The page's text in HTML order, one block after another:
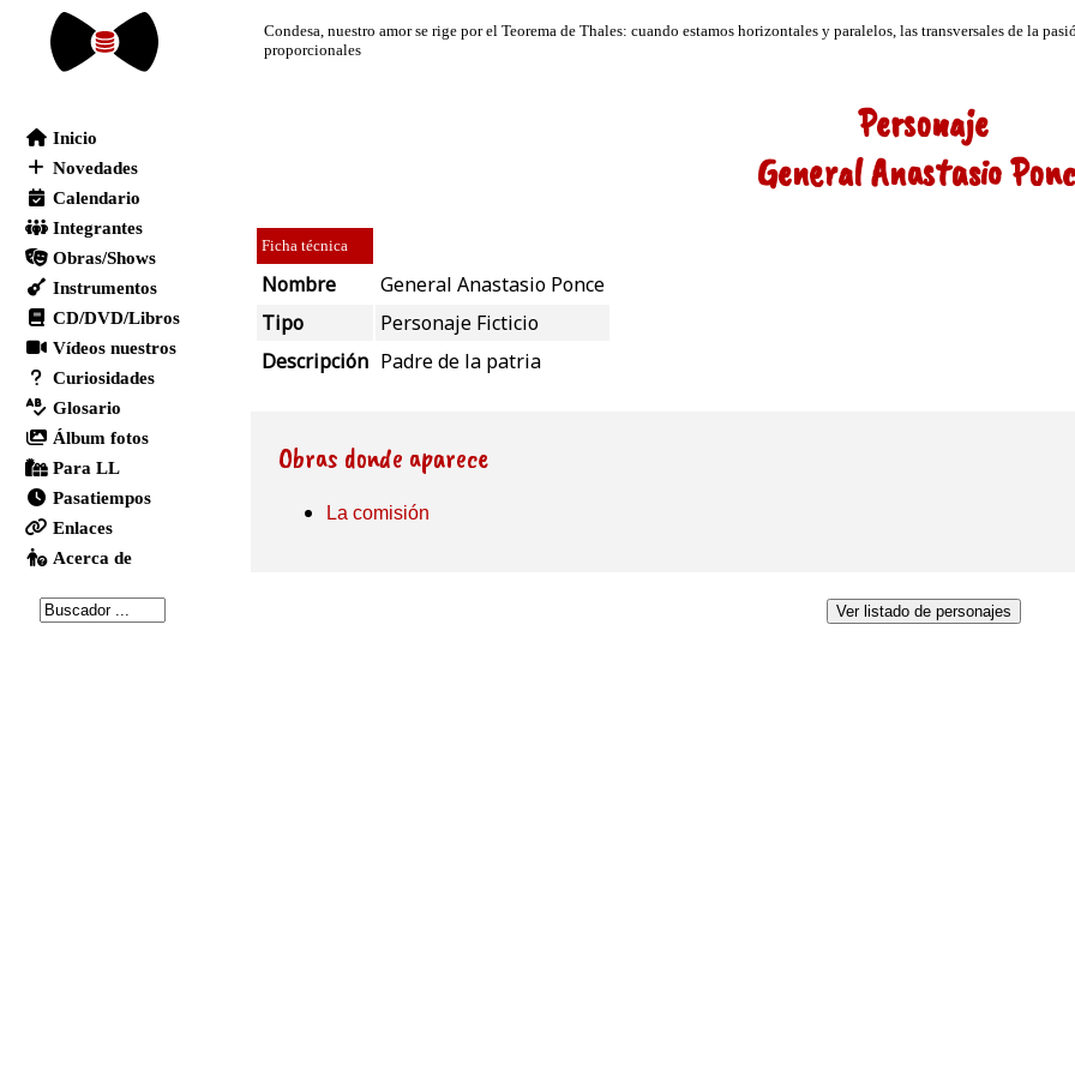
Personaje
General Anastasio
Ficha técnica
Nombre
General Anastasio Ponce
Tipo
Personaje Ficticio
Descripción Padre de la patria
Obras donde aparece
La comisión
Ver listado de personajes